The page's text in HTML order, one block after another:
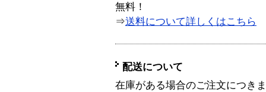
無料！
⇒送料について詳しくはこちら
配送について
在庫がある場合のご注文につき